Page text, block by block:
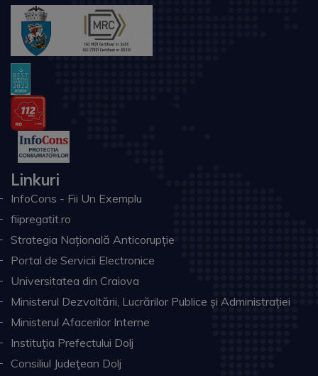
Linkuri
InfoCons - Fii Un Exemplu
fiipregatit.ro
Strategia Națională Anticorupție
Portal de Servicii Electronice
Universitatea din Craiova
Ministerul Dezvoltării, Lucrărilor Publice și Administrației
Ministerul Afacerilor Interne
Instituţia Prefectului Dolj
Consiliul Judeţean Dolj